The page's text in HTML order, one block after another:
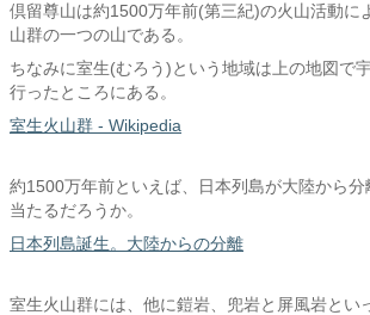
倶留尊山は約1500万年前(第三紀)の火山活動に
山群の一つの山である。
ちなみに室生(むろう)という地域は上の地図で
行ったところにある。
室生火山群 - Wikipedia
約1500万年前といえば、日本列島が大陸から分
当たるだろうか。
日本列島誕生。大陸からの分離
室生火山群には、他に鎧岩、兜岩と屏風岩とい